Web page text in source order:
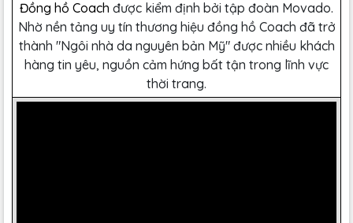
Đồng hồ Coach được kiểm định bởi tập đoàn Movado.
Nhờ nền tảng uy tín thương hiệu đồng hồ Coach đã trở
thành "Ngôi nhà da nguyên bản Mỹ" được nhiều khách
hàng tin yêu, nguồn cảm hứng bất tận trong lĩnh vực
thời trang.